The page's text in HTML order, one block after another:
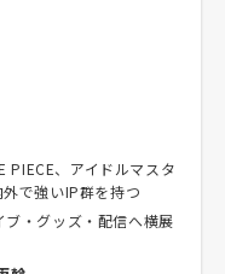
PIECE、アイドルマスタ
で強いIP群を持つ
・グッズ・配信へ横展